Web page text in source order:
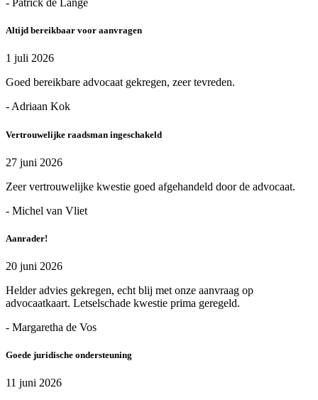
- Patrick de Lange
Altijd bereikbaar voor aanvragen
1 juli 2026
Goed bereikbare advocaat gekregen, zeer tevreden.
- Adriaan Kok
Vertrouwelijke raadsman ingeschakeld
27 juni 2026
Zeer vertrouwelijke kwestie goed afgehandeld door de advocaat.
- Michel van Vliet
Aanrader!
20 juni 2026
Helder advies gekregen, echt blij met onze aanvraag op
advocaatkaart. Letselschade kwestie prima geregeld.
- Margaretha de Vos
Goede juridische ondersteuning
11 juni 2026